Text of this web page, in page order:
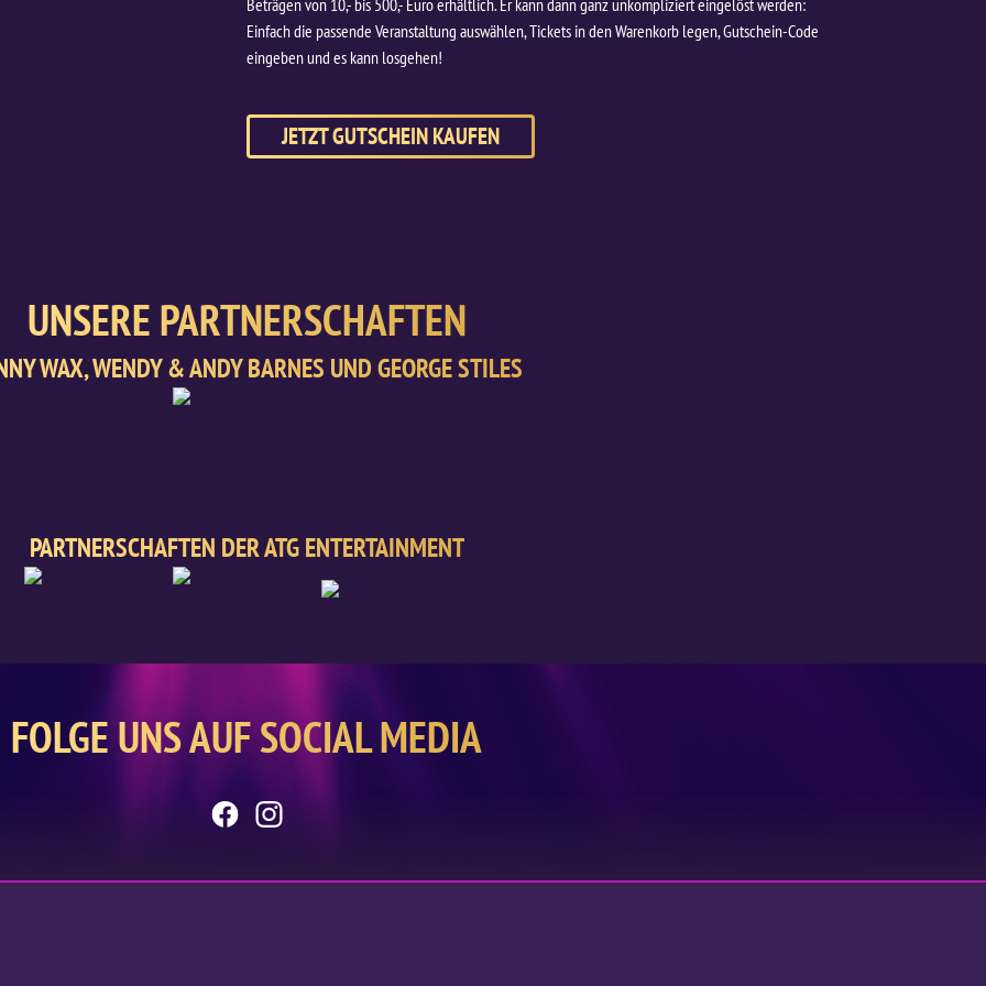
Beträgen von 10,- bis 500,- Euro erhältlich. Er kann dann ganz unkompliziert eingelöst werden:
Einfach die passende Veranstaltung auswählen, Tickets in den Warenkorb legen, Gutschein-Code
eingeben und es kann losgehen!
JETZT GUTSCHEIN KAUFEN
UNSERE PARTNERSCHAFTEN
WAX, WENDY & ANDY BARNES UND GEORGE STILES
PARTNERSCHAFTEN DER ATG ENTERTAINMENT
FOLGE UNS AUF SOCIAL MEDIA
facebookInstagram